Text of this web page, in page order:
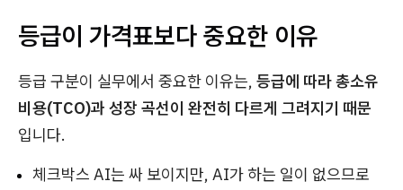
등급이 가격표보다 중요한 이유
등급 구분이 실무에서 중요한 이유는, 등급에 따라 총소유
비용(TCO)과 성장 곡선이 완전히 다르게 그려지기 때문
입니다.
체크박스 AI는 싸 보이지만, AI가 하는 일이 없으므로